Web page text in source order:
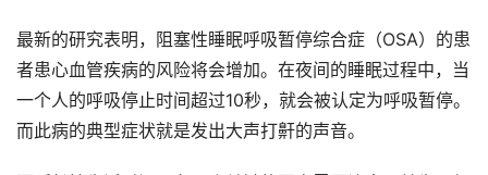
最新的研究表明，阻塞性睡眠呼吸暂停综合症（OSA）的患
者患心血管疾病的风险将会增加。在夜间的睡眠过程中，当
一个人的呼吸停止时间超过10秒，就会被认定为呼吸暂停。
而此病的典型症状就是发出大声打鼾的声音。